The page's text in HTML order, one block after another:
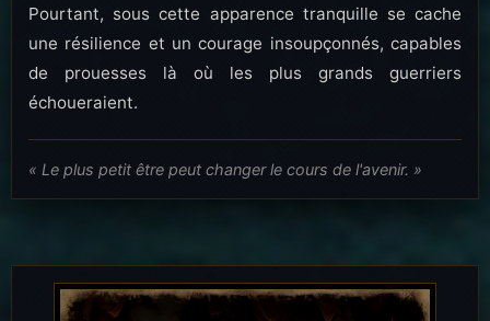
Pourtant, sous cette apparence tranquille se cache
une résilience et un courage insoupçonnés, capables
de prouesses là où les plus grands guerriers
échoueraient.
« Le plus petit être peut changer le cours de l'avenir. »